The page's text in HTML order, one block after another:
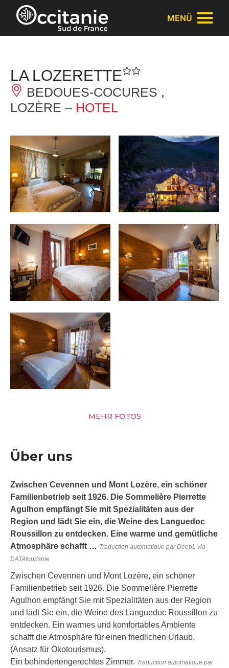
Cookie-Einstellungen
MENÜ
LA LOZERETTE
BEDOUES-COCURES ,
LOZÈRE – HOTEL
MEHR FOTOS
Über uns
Zwischen Cevennen und Mont Lozère, ein schöner
Familienbetrieb seit 1926. Die Sommelière Pierrette
Agulhon empfängt Sie mit Spezialitäten aus der
Region und lädt Sie ein, die Weine des Languedoc
Roussillon zu entdecken. Eine warme und gemütliche
Atmosphäre schafft … Traduction automatique par DeepL via
DATAtourisme
Zwischen Cevennen und Mont Lozère, ein schöner
Familienbetrieb seit 1926. Die Sommelière Pierrette
Agulhon empfängt Sie mit Spezialitäten aus der Region
und lädt Sie ein, die Weine des Languedoc Roussillon zu
entdecken. Ein warmes und komfortables Ambiente
schafft die Atmosphäre für einen friedlichen Urlaub.
(Ansatz für Ökotourismus).
Ein behindertengerechtes Zimmer. Traduction automatique par